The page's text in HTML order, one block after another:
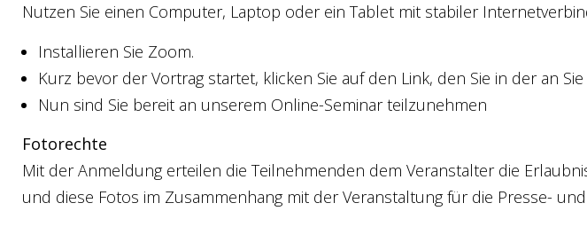
Nutzen Sie einen Computer, Laptop oder ein Tablet mit stabiler
Installieren Sie Zoom.
Kurz bevor der Vortrag startet, klicken Sie auf den Link, den Sie in der an
Nun sind Sie bereit an unserem Online-Seminar teilzunehmen
Fotorechte
Mit der Anmeldung erteilen die Teilnehmenden dem Veranstalter die
und diese Fotos im Zusammenhang mit der Veranstaltung für die Presse-